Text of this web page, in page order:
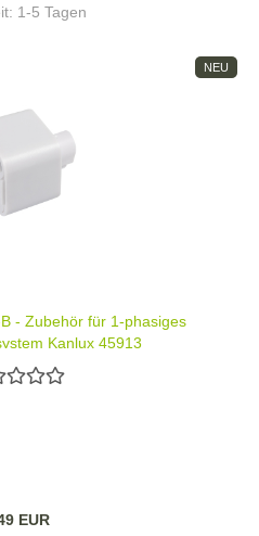
1-5 Tagen
NEU
- Zubehör für 1-phasiges
Kanlux 45913
EUR